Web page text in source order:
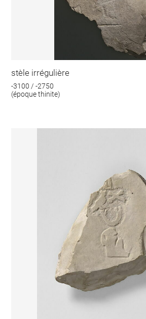
stèle irrégulière
-3100 / -2750
(époque thinite)